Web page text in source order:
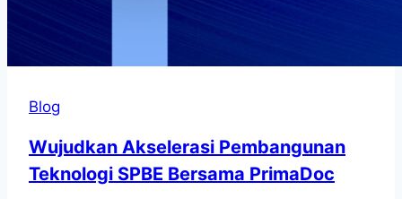
Blog
Wujudkan Akselerasi Pembangunan
Teknologi SPBE Bersama PrimaDoc